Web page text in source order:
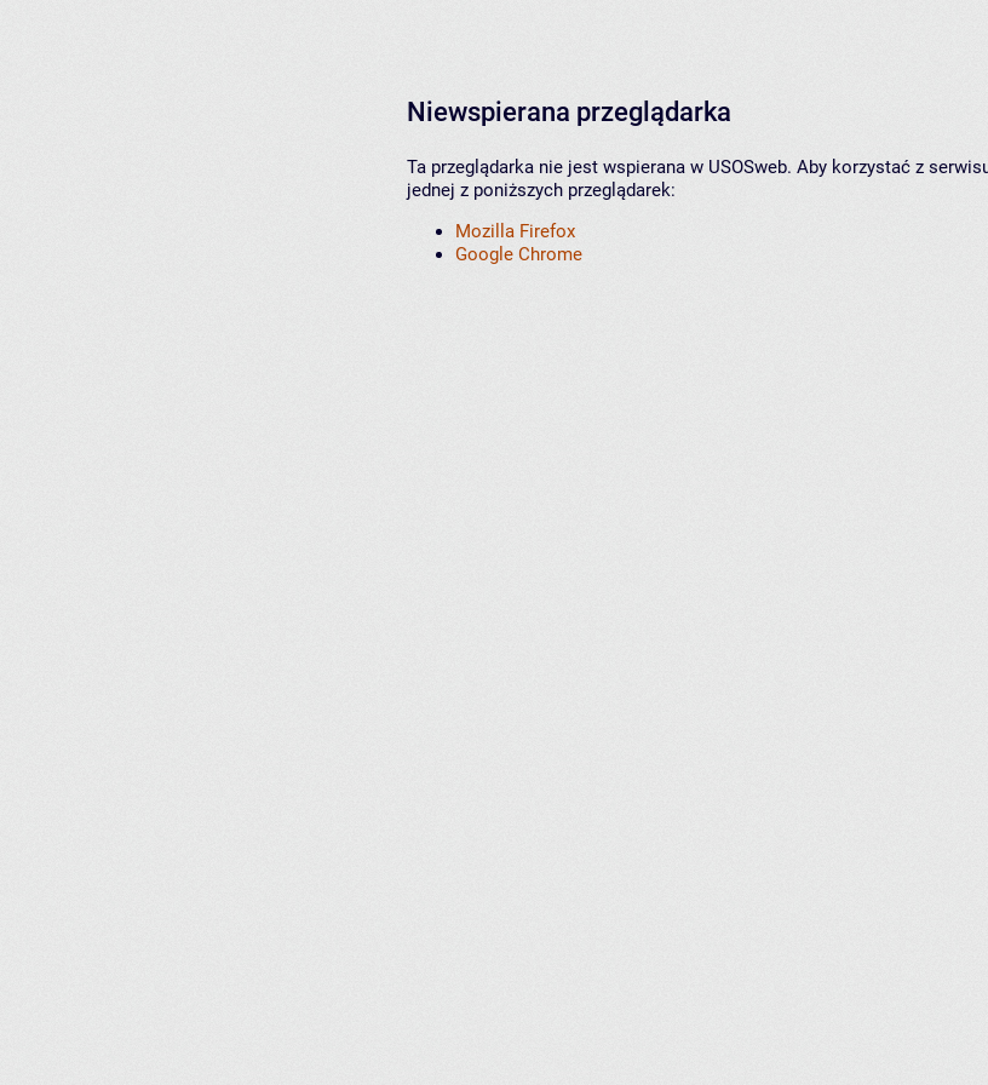
Niewspierana przeglądarka
Ta przeglądarka nie jest wspierana w USOSweb. Aby korzystać z
jednej z poniższych przeglądarek:
Mozilla Firefox
Google Chrome